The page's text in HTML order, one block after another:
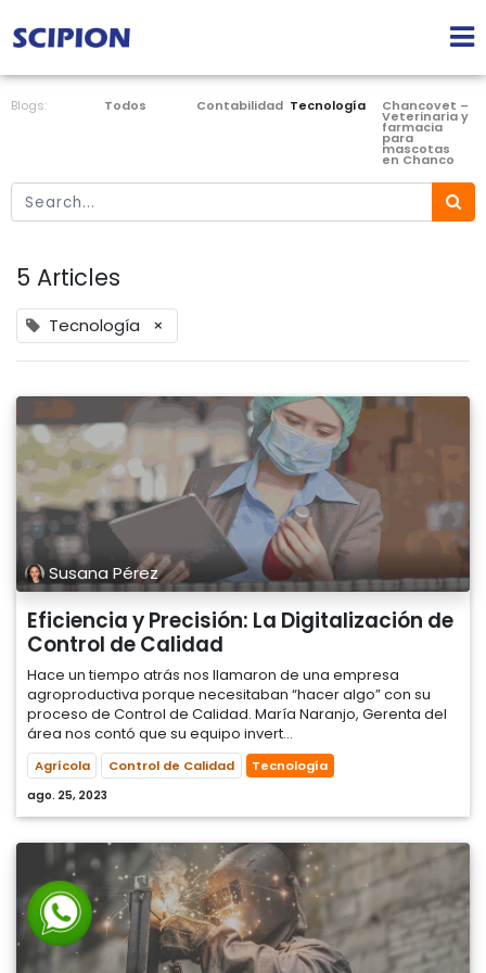
Blogs: Todos Contabilidad Tecnología Chancovet –
Veterinaria y
farmacia
para
mascotas
en Chanco
5 Articles
Tecnología ×
Susana Pérez
Eficiencia y Precisión: La Digitalización de
Control de Calidad
Hace un tiempo atrás nos llamaron de una empresa
agroproductiva porque necesitaban “hacer algo” con su
proceso de Control de Calidad. María Naranjo, Gerenta del
área nos contó que su equipo invert...
Agrícola Control de Calidad Tecnología
ago. 25, 2023